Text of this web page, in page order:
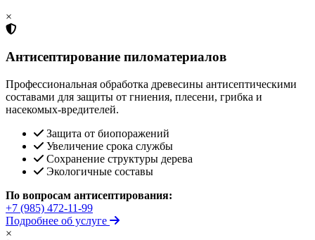
×
Антисептирование пиломатериалов
Профессиональная обработка древесины антисептическими
составами для защиты от гниения, плесени, грибка и
насекомых-вредителей.
Защита от биопоражений
Увеличение срока службы
Сохранение структуры дерева
Экологичные составы
По вопросам антисептирования:
+7 (985) 472-11-99
Подробнее об услуге
×